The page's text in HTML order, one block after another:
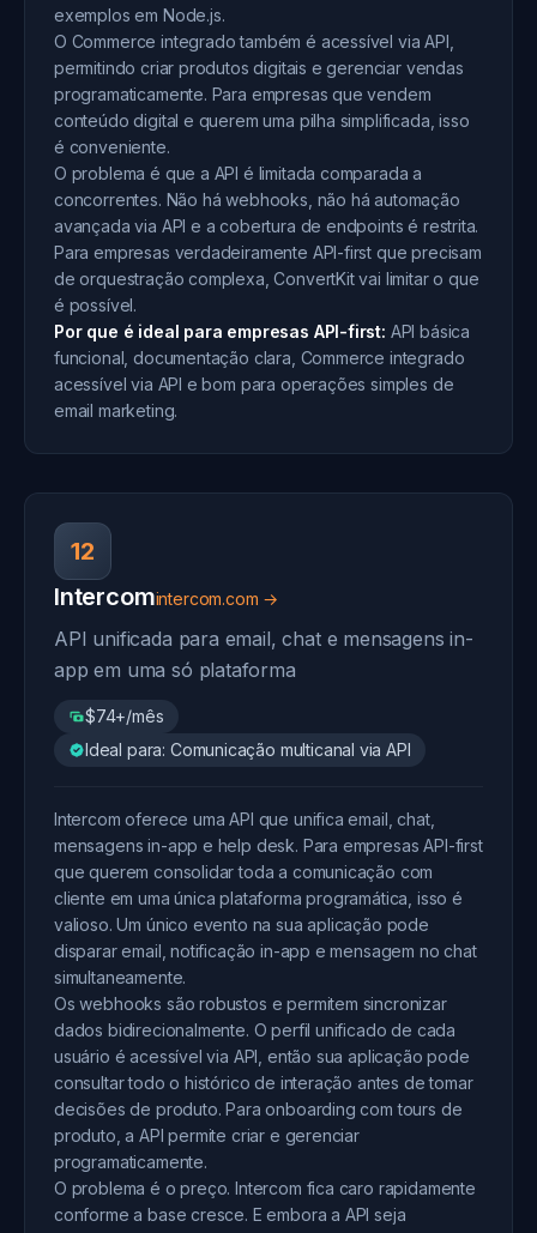
exemplos em Node.js.
O Commerce integrado também é acessível via API,
permitindo criar produtos digitais e gerenciar vendas
programaticamente. Para empresas que vendem
conteúdo digital e querem uma pilha simplificada, isso
é conveniente.
O problema é que a API é limitada comparada a
concorrentes. Não há webhooks, não há automação
avançada via API e a cobertura de endpoints é restrita.
Para empresas verdadeiramente API-first que precisam
de orquestração complexa, ConvertKit vai limitar o que
é possível.
Por que é ideal para empresas API-first: API básica
funcional, documentação clara, Commerce integrado
acessível via API e bom para operações simples de
email marketing.
12
Intercomintercom.com →
API unificada para email, chat e mensagens in-
app em uma só plataforma
$74+/mês
Ideal para: Comunicação multicanal via API
Intercom oferece uma API que unifica email, chat,
mensagens in-app e help desk. Para empresas API-first
que querem consolidar toda a comunicação com
cliente em uma única plataforma programática, isso é
valioso. Um único evento na sua aplicação pode
disparar email, notificação in-app e mensagem no chat
simultaneamente.
Os webhooks são robustos e permitem sincronizar
dados bidirecionalmente. O perfil unificado de cada
usuário é acessível via API, então sua aplicação pode
consultar todo o histórico de interação antes de tomar
decisões de produto. Para onboarding com tours de
produto, a API permite criar e gerenciar
programaticamente.
O problema é o preço. Intercom fica caro rapidamente
conforme a base cresce. E embora a API seja